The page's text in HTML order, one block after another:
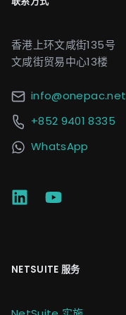
香港上环文咸街135号
文咸街贸易中心13楼
info@onepac.net
+852 9401 8335
WhatsApp
NETSUITE 服务